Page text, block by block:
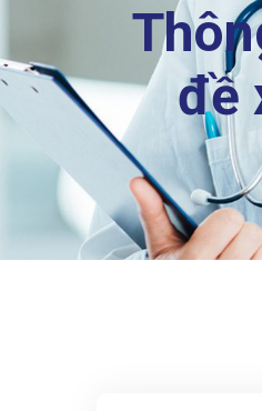
đề